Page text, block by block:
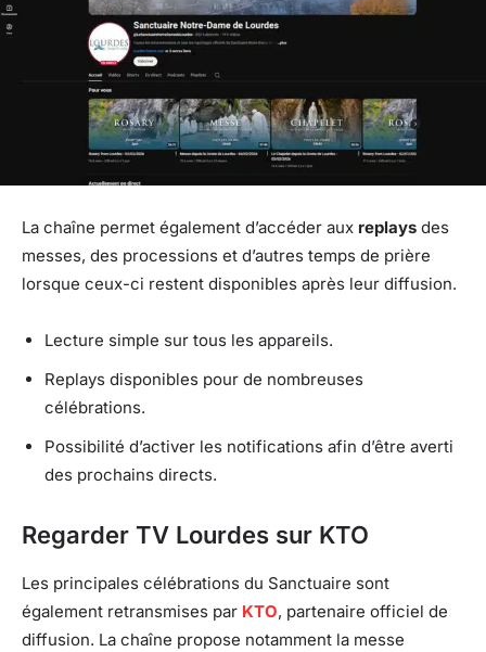
La chaîne permet également d’accéder aux replays des
messes, des processions et d’autres temps de prière
lorsque ceux-ci restent disponibles après leur diffusion.
Lecture simple sur tous les appareils.
Replays disponibles pour de nombreuses
célébrations.
Possibilité d’activer les notifications afin d’être averti
des prochains directs.
Regarder TV Lourdes sur KTO
Les principales célébrations du Sanctuaire sont
également retransmises par KTO, partenaire officiel de
diffusion. La chaîne propose notamment la messe